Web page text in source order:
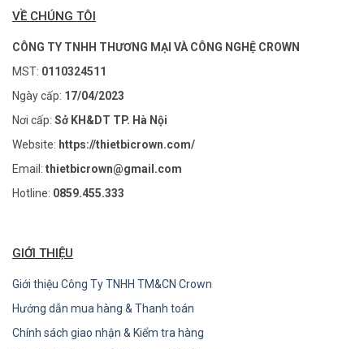
VỀ CHÚNG TÔI
CÔNG TY TNHH THƯƠNG MẠI VÀ CÔNG NGHỆ CROWN
MST: 0110324511
Ngày cấp: 17/04/2023
Nơi cấp: Sở KH&DT TP. Hà Nội
Website: https://thietbicrown.com/
Email: thietbicrown@gmail.com
Hotline: 0859.455.333
GIỚI THIỆU
Giới thiệu Công Ty TNHH TM&CN Crown
Hướng dẫn mua hàng & Thanh toán
Chính sách giao nhận & Kiểm tra hàng